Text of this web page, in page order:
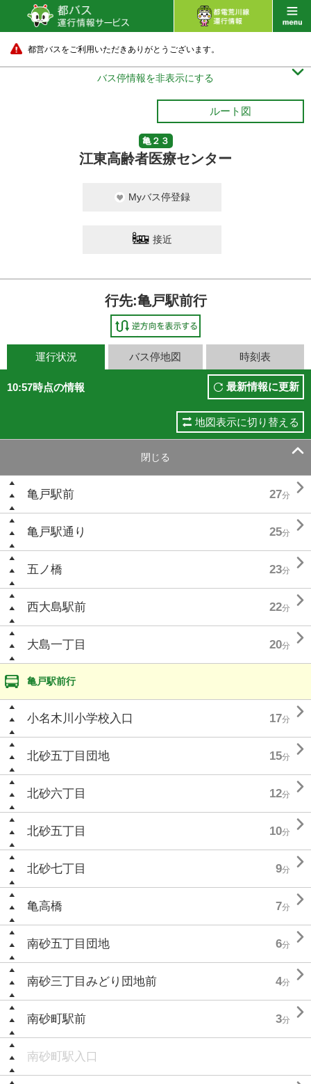
都営バスをご利用いただきありがとうございます。
バス停情報を非表示にする 
ルート図
亀２３
江東高齢者医療センター
Myバス停登録
接近
行先:亀戸駅前行
運行状況 バス停地図 時刻表
10:57時点の情報 最新情報に更新
地図表示に切り替える
閉じる 
亀戸駅前 27分 
亀戸駅通り 25分 
五ノ橋 23分 
西大島駅前 22分 
大島一丁目 20分 
亀戸駅前行
小名木川小学校入口 17分 
北砂五丁目団地 15分 
北砂六丁目 12分 
北砂五丁目 10分 
北砂七丁目 9分 
亀高橋 7分 
南砂五丁目団地 6分 
南砂三丁目みどり団地前 4分 
南砂町駅前 3分 
南砂町駅入口